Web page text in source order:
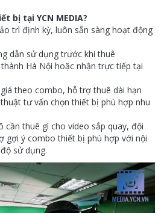
bị tại YCN MEDIA?
trì định kỳ, luôn sẵn sàng hoạt động
dẫn sử dụng trước khi thuê
Hà Nội hoặc nhận trực tiếp tại
theo combo, hỗ trợ thuê dài hạn
tư vấn chọn thiết bị phù hợp nhu
cần thuê gì cho video sắp quay, đội
gợi ý combo thiết bị phù hợp với nội
sử dụng.